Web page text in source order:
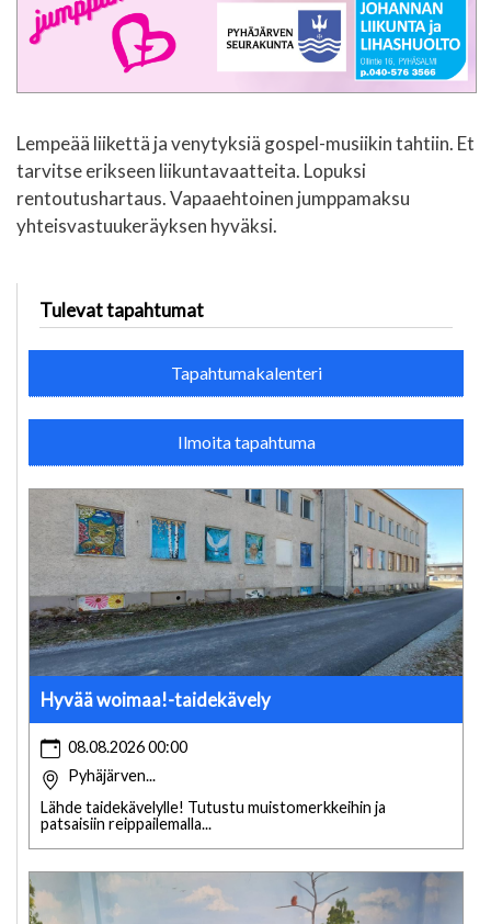
Lempeää liikettä ja venytyksiä gospel-musiikin tahtiin. Et
tarvitse erikseen liikuntavaatteita. Lopuksi
rentoutushartaus. Vapaaehtoinen jumppamaksu
yhteisvastuukeräyksen hyväksi.
Tulevat tapahtumat
Tapahtumakalenteri
Ilmoita tapahtuma
Hyvää woimaa!-taidekävely
08.08.2026 00:00
Pyhäjärven...
Lähde taidekävelylle! Tutustu muistomerkkeihin ja
patsaisiin reippailemalla...